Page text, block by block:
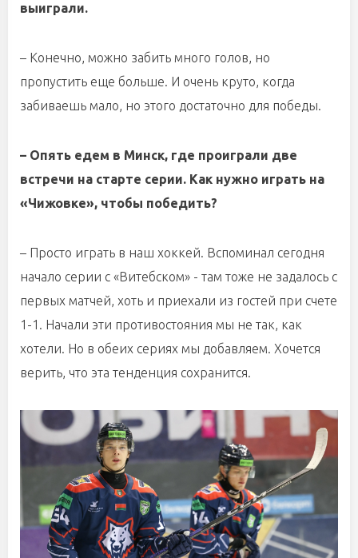
выиграли.
– Конечно, можно забить много голов, но
пропустить еще больше. И очень круто, когда
забиваешь мало, но этого достаточно для победы.
– Опять едем в Минск, где проиграли две
встречи на старте серии. Как нужно играть на
«Чижовке», чтобы победить?
– Просто играть в наш хоккей. Вспоминал сегодня
начало серии с «Витебском» - там тоже не задалось с
первых матчей, хоть и приехали из гостей при счете
1-1. Начали эти противостояния мы не так, как
хотели. Но в обеих сериях мы добавляем. Хочется
верить, что эта тенденция сохранится.